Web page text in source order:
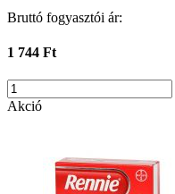
Bruttó fogyasztói ár:
1 744 Ft
Akció